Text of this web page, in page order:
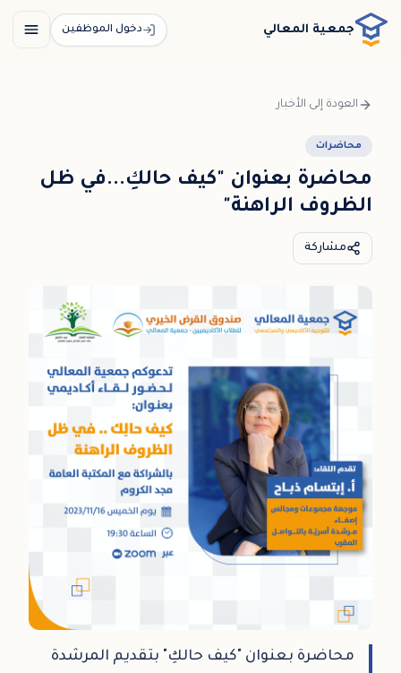
تخطي إلى المحتوى الرئيسي / דלג לתוכן הראשי
جمعية المعالي دخول الموظفين
العودة إلى الأخبار
محاضرات
محاضرة بعنوان "كيف حالكِ...في ظل
الظروف الراهنة"
مشاركة
محاضرة بعنوان "كيف حالكِ" بتقديم المرشدة